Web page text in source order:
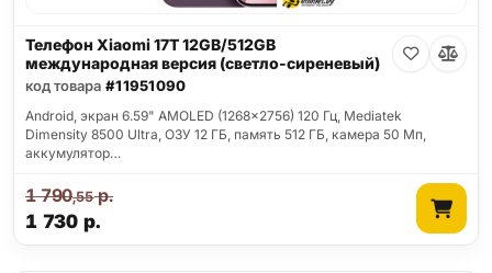
Телефон Xiaomi 17T 12GB/512GB
международная версия (светло-сиреневый)
код товара #11951090
Android, экран 6.59" AMOLED (1268x2756) 120 Гц, Mediatek
Dimensity 8500 Ultra, ОЗУ 12 ГБ, память 512 ГБ, камера 50 Мп,
аккумулятор…
1 730 р.
1 790,55р.